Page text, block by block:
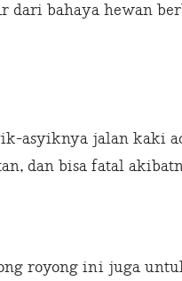
dari bahaya hewan
asyiknya jalan kaki
dan bisa fatal
royong ini juga